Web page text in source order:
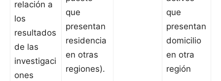
relación a
los
resultados
de las
investigaci
ones
que
presentan
residencia
en otras
regiones).
que
presentan
domicilio
en otra
región